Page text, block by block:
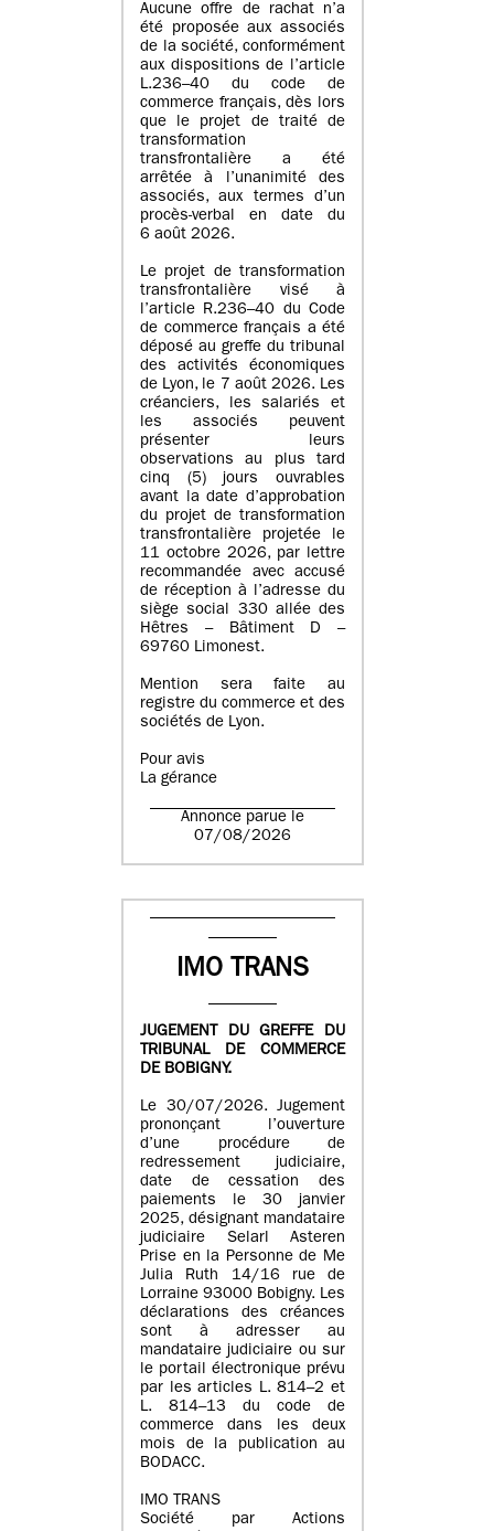
Aucune offre de rachat n’a
été proposée aux associés
de la société, conformément
aux dispositions de l’article
L.236–40 du code de
commerce français, dès lors
que le projet de traité de
transformation
transfrontalière a été
arrêtée à l’unanimité des
associés, aux termes d’un
procès-verbal en date du
6 août 2026.
Le projet de transformation
transfrontalière visé à
l’article R.236–40 du Code
de commerce français a été
déposé au greffe du tribunal
des activités économiques
de Lyon, le 7 août 2026. Les
créanciers, les salariés et
les associés peuvent
présenter leurs
observations au plus tard
cinq (5) jours ouvrables
avant la date d’approbation
du projet de transformation
transfrontalière projetée le
11 octobre 2026, par lettre
recommandée avec accusé
de réception à l’adresse du
siège social 330 allée des
Hêtres – Bâtiment D –
69760 Limonest.
Mention sera faite au
registre du commerce et des
sociétés de Lyon.
Pour avis
La gérance
Annonce parue le
07/08/2026
IMO TRANS
JUGEMENT DU GREFFE DU
TRIBUNAL DE COMMERCE
DE BOBIGNY.
Le 30/07/2026. Jugement
prononçant l’ouverture
d’une procédure de
redressement judiciaire,
date de cessation des
paiements le 30 janvier
2025, désignant mandataire
judiciaire Selarl Asteren
Prise en la Personne de Me
Julia Ruth 14/16 rue de
Lorraine 93000 Bobigny. Les
déclarations des créances
sont à adresser au
mandataire judiciaire ou sur
le portail électronique prévu
par les articles L. 814–2 et
L. 814–13 du code de
commerce dans les deux
mois de la publication au
BODACC.
IMO TRANS
Société par Actions